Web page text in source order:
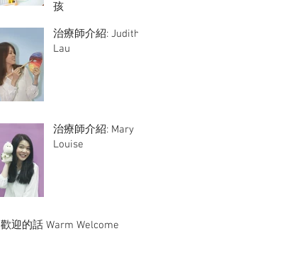
孩
治療師介紹: Judith
Lau
治療師介紹: Mary
Louise
歡迎的話 Warm Welcome